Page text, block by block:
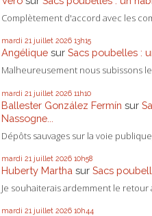
Complètement d'accord avec les
mardi 21 juillet 2026 13h15
Angélique sur Sacs poubelles :
Malheureusement nous subissons
mardi 21 juillet 2026 11h10
Ballester González Fermín sur
Nassogne...
Dépôts sauvages sur la voie
mardi 21 juillet 2026 10h58
Huberty Martha sur Sacs
Je souhaiterais ardemment le retour
mardi 21 juillet 2026 10h44